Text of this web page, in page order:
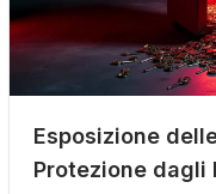
Esposizione
Protezione dagli